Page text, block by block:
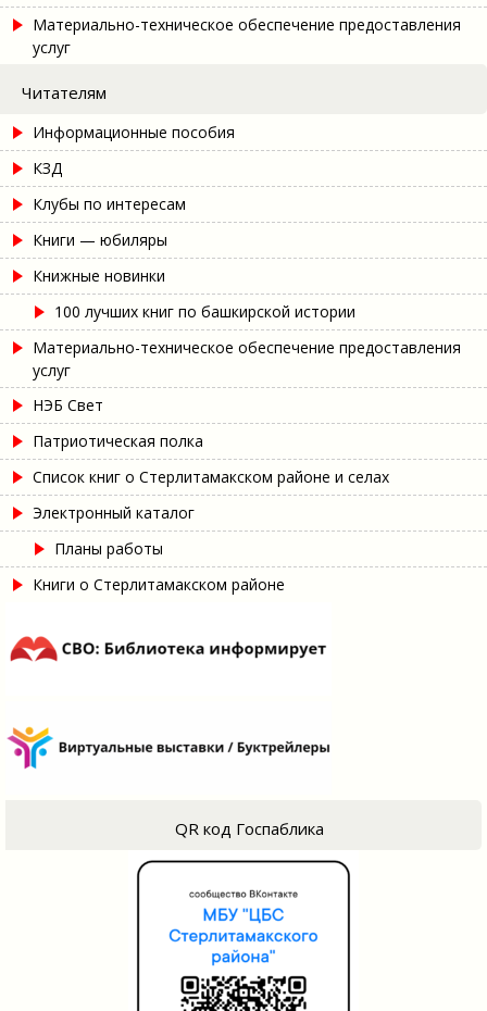
Материально-техническое обеспечение предоставления
услуг
Читателям
Информационные пособия
КЗД
Клубы по интересам
Книги — юбиляры
Книжные новинки
100 лучших книг по башкирской истории
Материально-техническое обеспечение предоставления
услуг
НЭБ Свет
Патриотическая полка
Список книг о Стерлитамакском районе и селах
Электронный каталог
Планы работы
Книги о Стерлитамакском районе
QR код Госпаблика